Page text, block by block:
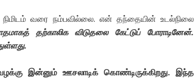
வரை நம்பவில்லை. என் தந்தையின் உடல்நிலை
தற்காலிக விடுதலை கேட்டுப் போராடினேன்.
இன்னும் ஊசலாடிக் கொண்டிருக்கிறது. இந்த